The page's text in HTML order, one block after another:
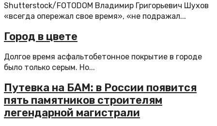
Shutterstock/FOTODOM Владимир Григорьевич Шухов
«всегда опережал свое время», «не подражал...
Город в цвете
Долгое время асфальтобетонное покрытие в городе
было только серым. Но...
Путевка на БАМ: в России появится
пять памятников строителям
легендарной магистрали